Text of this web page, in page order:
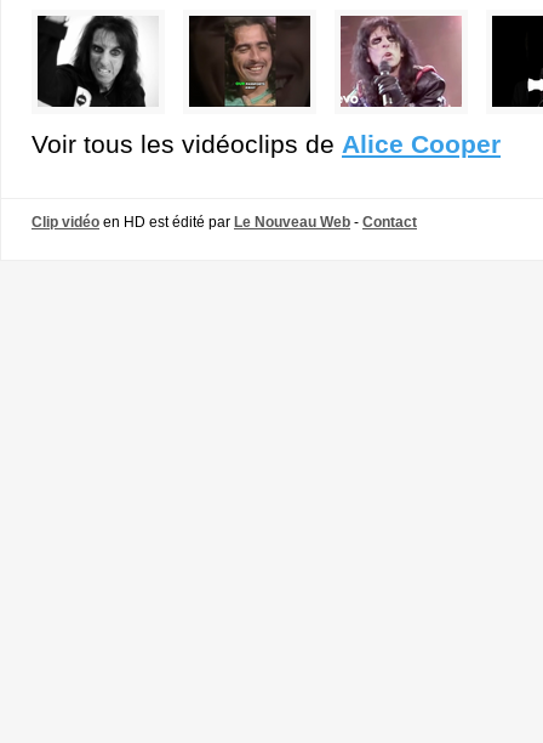
Voir tous les vidéoclips de Alice Cooper
Clip vidéo en HD est édité par Le Nouveau Web - Contact